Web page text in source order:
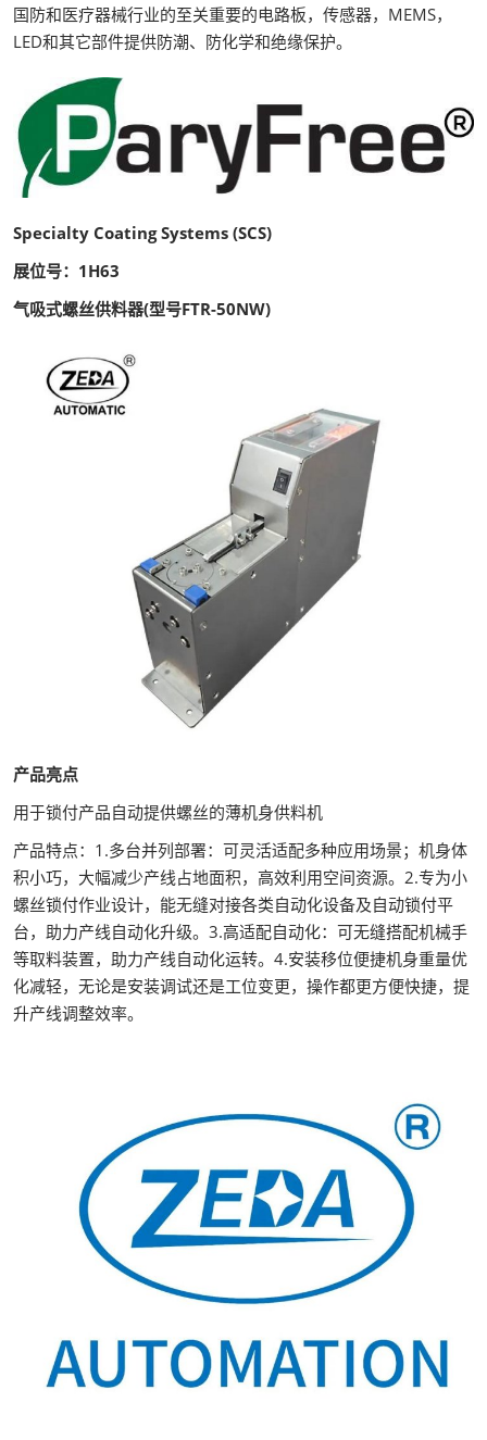
国防和医疗器械行业的至关重要的电路板，传感器，MEMS，
LED和其它部件提供防潮、防化学和绝缘保护。
Specialty Coating Systems (SCS)
展位号：1H63
气吸式螺丝供料器(型号FTR-50NW)
产品亮点
用于锁付产品自动提供螺丝的薄机身供料机
产品特点：1.多台并列部署：可灵活适配多种应用场景；机身体
积小巧，大幅减少产线占地面积，高效利用空间资源。2.专为小
螺丝锁付作业设计，能无缝对接各类自动化设备及自动锁付平
台，助力产线自动化升级。3.高适配自动化：可无缝搭配机械手
等取料装置，助力产线自动化运转。4.安装移位便捷机身重量优
化减轻，无论是安装调试还是工位变更，操作都更方便快捷，提
升产线调整效率。